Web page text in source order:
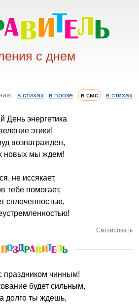
с днем
в стихах в прозе в смс в стихах
День энергетика
этики!
вознагражден,
новых мы ждем!
не иссякает,
тебе помогает,
сплоченностью,
Скопировать
праздником чинным!
будет сильным,
долго ты ждешь,